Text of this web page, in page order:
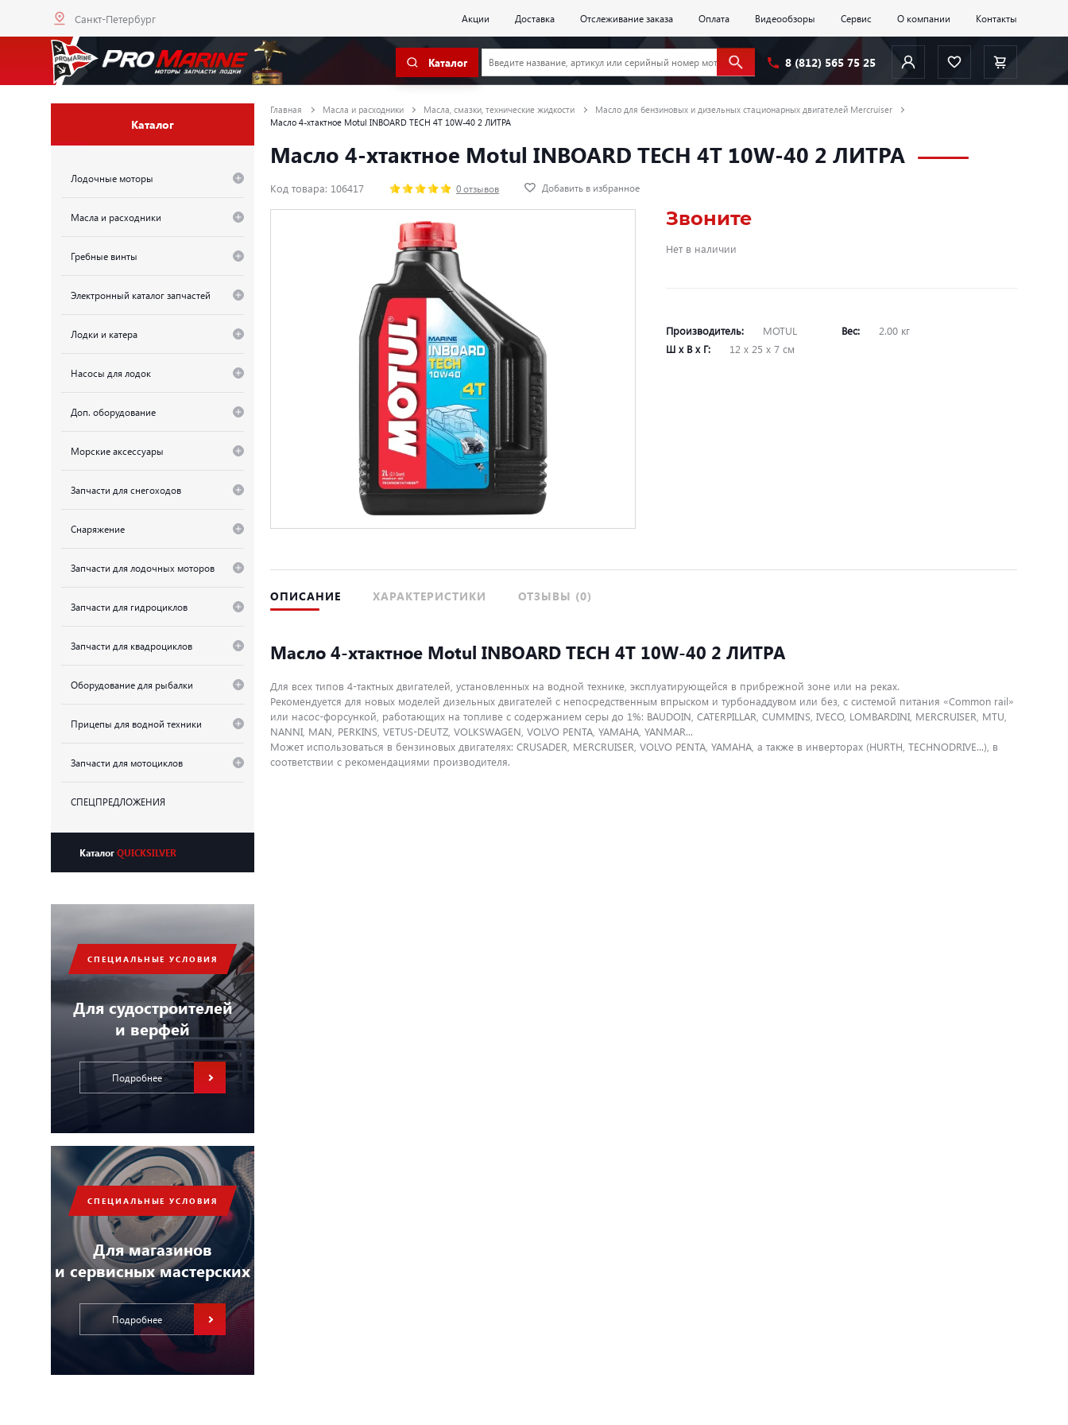
Санкт-Петербург Акции Доставка Отслеживание заказа Оплата Видеообзоры Сервис О компании Контакты
Каталог 8 (812) 565 75 25
Каталог
Лодочные моторы
Масла и расходники
Гребные винты
Электронный каталог запчастей
Лодки и катера
Насосы для лодок
Доп. оборудование
Морские аксессуары
Запчасти для снегоходов
Снаряжение
Запчасти для лодочных моторов
Запчасти для гидроциклов
Запчасти для квадроциклов
Оборудование для рыбалки
Прицепы для водной техники
Запчасти для мотоциклов
СПЕЦПРЕДЛОЖЕНИЯ
КаталогQUICKSILVER
СПЕЦИАЛЬНЫЕ УСЛОВИЯ
Для судостроителей
и верфей
Подробнее
СПЕЦИАЛЬНЫЕ УСЛОВИЯ
Для магазинов
и сервисных мастерских
Подробнее
Главная Масла и расходники Масла, смазки, технические жидкости
Масло для бензиновых и дизельных стационарных двигателей Mercruiser
Масло 4-хтактное Motul INBOARD TECH 4T 10W-40 2 ЛИТРА
Масло 4-хтактное Motul INBOARD TECH 4T 10W-40 2 ЛИТРА
Код товара: 106417 0 отзывов Добавить в избранное
Звоните
Нет в наличии
Производитель: MOTUL Вес:
2.00 кг
Ш х В х Г:
12 х 25 х 7 см
ОПИСАНИЕ ХАРАКТЕРИСТИКИ ОТЗЫВЫ (0)
Масло 4-хтактное Motul INBOARD TECH 4T 10W-40 2 ЛИТРА
Для всех типов 4-тактных двигателей, установленных на водной технике, эксплуатирующейся в прибрежной зоне или на реках.
Рекомендуется для новых моделей дизельных двигателей с непосредственным впрыском и турбонаддувом или без, с системой питания «Common rail»
или насос-форсункой, работающих на топливе с содержанием серы до 1%: BAUDOIN, CATERPILLAR, CUMMINS, IVECO, LOMBARDINI, MERCRUISER, MTU,
NANNI, MAN, PERKINS, VETUS-DEUTZ, VOLKSWAGEN, VOLVO PENTA, YAMAHA, YANMAR...
Может использоваться в бензиновых двигателях: CRUSADER, MERCRUISER, VOLVO PENTA, YAMAHA, а также в инверторах (HURTH, TECHNODRIVE...), в
соответствии с рекомендациями производителя.